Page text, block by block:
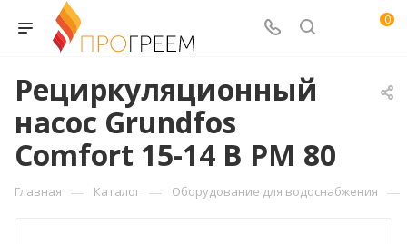
0
Рециркуляционный
насос Grundfos
Comfort 15-14 B PM 80
Главная — Каталог — Оборудование для водоснабжения —